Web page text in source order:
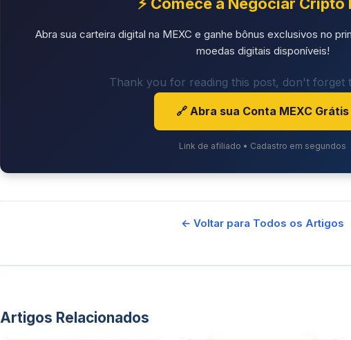
⚡ Comece a Negociar Cripto
Abra sua carteira digital na MEXC e ganhe bônus exclusivos no
moedas digitais disponíveis!
Thank you for reading this post, don't forget
🔗 Abra sua Conta MEXC Grátis
Link de afiliado • Cadastro em segundos
← Voltar para Todos os Artigos
Artigos Relacionados